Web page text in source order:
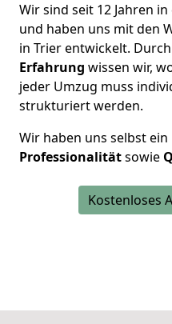
Wir sind seit 12 Jahren
und haben uns mit den
in Trier entwickelt.
Erfahrung wissen wir,
jeder Umzug muss
strukturiert werden.
Wir haben uns selbst
Professionalitätsowie
Kostenloses